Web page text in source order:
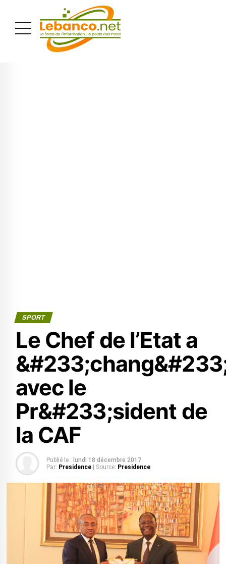
SPORT
Le Chef de l’Etat a
avec le
Pr&#233;sident de
la CAF
Publié le : lundi 18 décembre 2017
Par: Presidence | Source: Presidence